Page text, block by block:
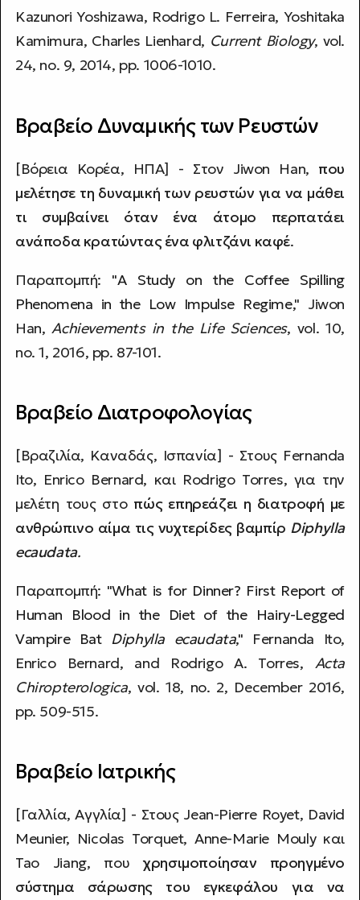
Kazunori Yoshizawa, Rodrigo L. Ferreira, Yoshitaka
Kamimura, Charles Lienhard, Current Biology, vol.
24, no. 9, 2014, pp. 1006-1010.
Βραβείο Δυναμικής των Ρευστών
[Βόρεια Κορέα, ΗΠΑ] - Στον Jiwon Han, που
μελέτησε τη δυναμική των ρευστών για να μάθει
τι συμβαίνει όταν ένα άτομο περπατάει
ανάποδα κρατώντας ένα φλιτζάνι καφέ.
Παραπομπή: "A Study on the Coffee Spilling
Phenomena in the Low Impulse Regime," Jiwon
Han, Achievements in the Life Sciences, vol. 10,
no. 1, 2016, pp. 87-101.
Βραβείο Διατροφολογίας
[Βραζιλία, Καναδάς, Ισπανία] - Στους Fernanda
Ito, Enrico Bernard, και Rodrigo Torres, για την
μελέτη τους στο πώς επηρεάζει η διατροφή με
ανθρώπινο αίμα τις νυχτερίδες βαμπίρ Diphylla
ecaudata.
Παραπομπή: "What is for Dinner? First Report of
Human Blood in the Diet of the Hairy-Legged
Vampire Bat Diphylla ecaudata," Fernanda Ito,
Enrico Bernard, and Rodrigo A. Torres, Acta
Chiropterologica, vol. 18, no. 2, December 2016,
pp. 509-515.
Βραβείο Ιατρικής
[Γαλλία, Αγγλία] - Στους Jean-Pierre Royet, David
Meunier, Nicolas Torquet, Anne-Marie Mouly και
Tao Jiang, πουχρησιμοποίησαν προηγμένο
σύστημα σάρωσης του εγκεφάλου για να